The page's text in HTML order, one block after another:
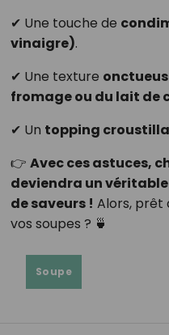
✔ Une touche de
vinaigre).
✔ Une texture
fromage ou du lait de
✔ Un topping
👉 Avec ces astuces,
deviendra un
de saveurs ! Alors, prêt
vos soupes ? 🍵
Soupe